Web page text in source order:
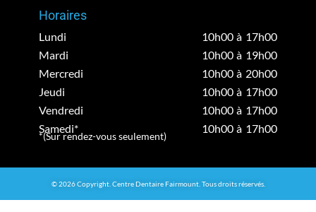
Horaires
Lundi
10h00 à 17h00
Mardi
10h00 à 19h00
Mercredi
10h00 à 20h00
Jeudi
10h00 à 17h00
Vendredi
10h00 à 17h00
Samedi*
10h00 à 17h00
*(Sur rendez-vous seulement)
© 2026 Copyright. Centre Dentaire Fairmount. Tous droits réservés.